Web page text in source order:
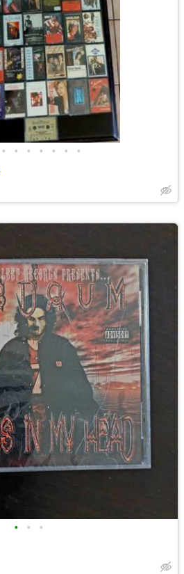
• • • • • • •
• • •